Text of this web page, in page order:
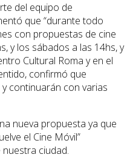
del equipo de
que “durante todo
con propuestas de cine
y los sábados a las 14hs, y
Cultural Roma y en el
confirmó que
continuarán con varias
nueva propuesta ya que
el Cine Móvil”
ciudad.